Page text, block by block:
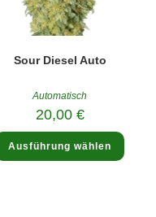
Sour Diesel Auto
Automatisch
20,00 €
Ausführung wählen
weist